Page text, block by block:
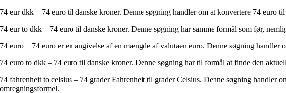
74 eur dkk – 74 euro til danske kroner. Denne søgning handler om at konvertere 74 euro
74 eur to dkk – 74 euro til danske kroner. Denne søgning har samme formål som før,
74 euro – 74 euro er en angivelse af en mængde af valutaen euro. Denne søgning
74 euro to dkk – 74 euro til danske kroner. Denne søgning har til formål at finde den
74 fahrenheit to celsius – 74 grader Fahrenheit til grader Celsius. Denne søgning handler
omregningsformel.